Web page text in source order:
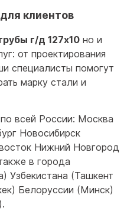
клиентов
г/д 127x10 но и
от проектирования
специалисты помогут
марку стали и
всей России: Москва
Новосибирск
Нижний Новгород
в города
Узбекистана (Ташкент
Белоруссии (Минск)